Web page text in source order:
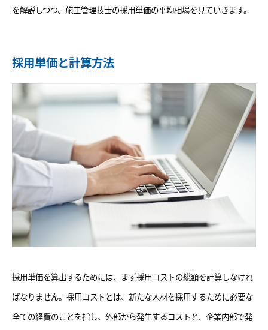
を解説しつつ、施工管理技士の採用単価の平均相場を見ていきます。
採用単価と計算方法
採用単価を算出するためには、まず採用コストの総額を計算しなけれ
ばなりません。採用コストとは、新たな人材を採用するために必要な
全ての経費のことを指し、外部から発生するコストと、企業内部で発